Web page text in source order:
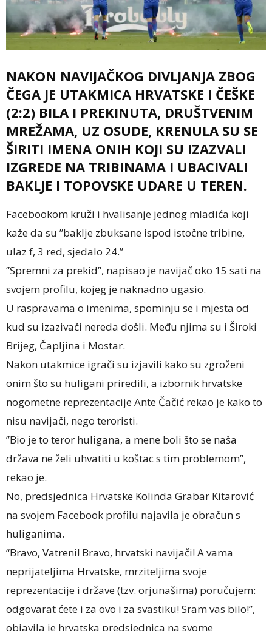
NAKON NAVIJAČKOG DIVLJANJA ZBOG
ČEGA JE UTAKMICA HRVATSKE I ČEŠKE
(2:2) BILA I PREKINUTA, DRUŠTVENIM
MREŽAMA, UZ OSUDE, KRENULA SU SE
ŠIRITI IMENA ONIH KOJI SU IZAZVALI
IZGREDE NA TRIBINAMA I UBACIVALI
BAKLJE I TOPOVSKE UDARE U TEREN.
Facebookom kruži i hvalisanje jednog mladića koji
kaže da su ”baklje zbuksane ispod istočne tribine,
ulaz f, 3 red, sjedalo 24.”
”Spremni za prekid”, napisao je navijač oko 15 sati na
svojem profilu, kojeg je naknadno ugasio.
U raspravama o imenima, spominju se i mjesta od
kud su izazivači nereda došli. Među njima su i Široki
Brijeg, Čapljina i Mostar.
Nakon utakmice igrači su izjavili kako su zgroženi
onim što su huligani priredili, a izbornik hrvatske
nogometne reprezentacije Ante Čačić rekao je kako to
nisu navijači, nego teroristi.
”Bio je to teror huligana, a mene boli što se naša
država ne želi uhvatiti u koštac s tim problemom”,
rekao je.
No, predsjednica Hrvatske Kolinda Grabar Kitarović
na svojem Facebook profilu najavila je obračun s
huliganima.
“Bravo, Vatreni! Bravo, hrvatski navijači! A vama
neprijateljima Hrvatske, mrziteljima svoje
reprezentacije i države (tzv. orjunašima) poručujem:
odgovarat ćete i za ovo i za svastiku! Sram vas bilo!”,
objavila je hrvatska predsjednica na svome